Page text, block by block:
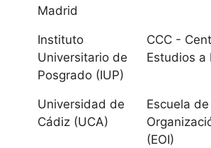
Aragón
Universidad de
Zaragoza
Madrid
Instituto
Universitario de
Posgrado (IUP)
CCC -
Estudios a
Universidad de
Cádiz (UCA)
Escuela de
(EOI)